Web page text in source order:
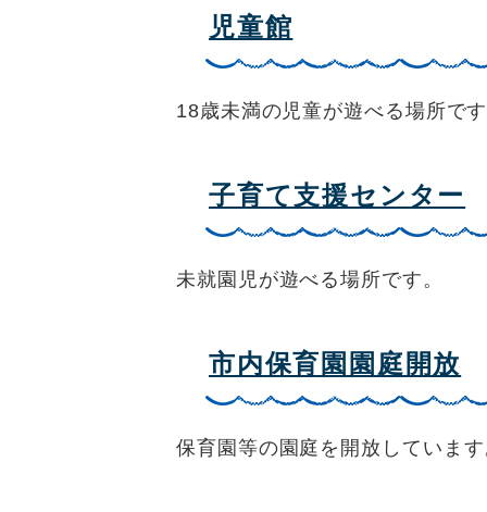
児童館
18歳未満の児童が遊べる場所で
子育て支援センター
未就園児が遊べる場所です。
市内保育園園庭開放
保育園等の園庭を開放していま